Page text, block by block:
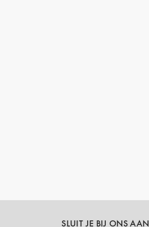
SLUIT JE BIJ ONS AAN